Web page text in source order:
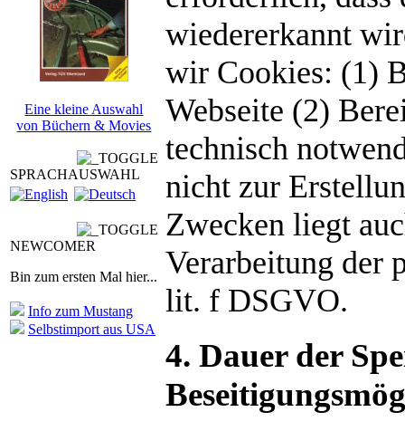
Eine kleine Auswahl
von Büchern & Movies
SPRACHAUSWAHL
NEWCOMER
Bin zum ersten Mal hier...
Info zum Mustang
Selbstimport aus USA
wiedererkannt
wir Cookies: (1)
Webseite (2)
technisch
nicht zur
Zwecken liegt
Verarbeitung der
lit. f DSGVO.
4. Dauer der